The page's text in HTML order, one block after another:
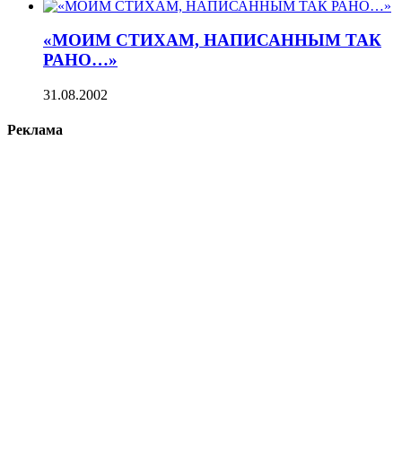
«МОИМ СТИХАМ, НАПИСАННЫМ ТАК
РАНО…»
31.08.2002
Реклама